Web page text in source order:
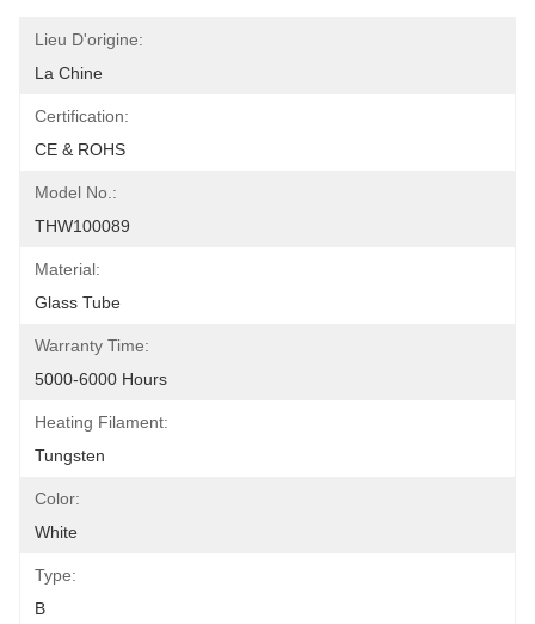
Lieu D'origine:
La Chine
Certification:
CE & ROHS
Model No.:
THW100089
Material:
Glass Tube
Warranty Time:
5000-6000 Hours
Heating Filament:
Tungsten
Color:
White
Type:
B